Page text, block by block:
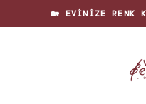
🏡 EVINIZE RENK